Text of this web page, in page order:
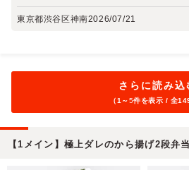
東京都渋谷区神南2026/07/21
さらに読み込
（1～5件を表示 / 全
【1メイン】極上ダレのから揚げ2段弁